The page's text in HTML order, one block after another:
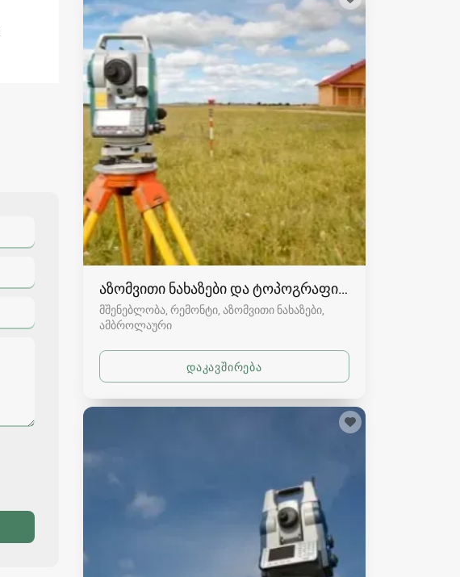
აზომვითი ნახაზები და ტოპოგრაფია რაჭაში
მშენებლობა, რემონტი, აზომვითი ნახაზები
ამბროლაური